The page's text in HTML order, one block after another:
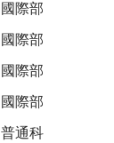
國際部
國際部
國際部
國際部
普通科